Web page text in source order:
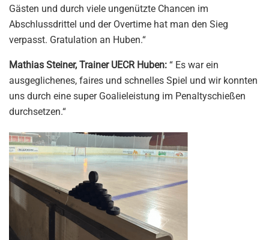
Gästen und durch viele ungenützte Chancen im
Abschlussdrittel und der Overtime hat man den Sieg
verpasst. Gratulation an Huben.“
Mathias Steiner, Trainer UECR Huben: “ Es war ein
ausgeglichenes, faires und schnelles Spiel und wir konnten
uns durch eine super Goalieleistung im Penaltyschießen
durchsetzen.“